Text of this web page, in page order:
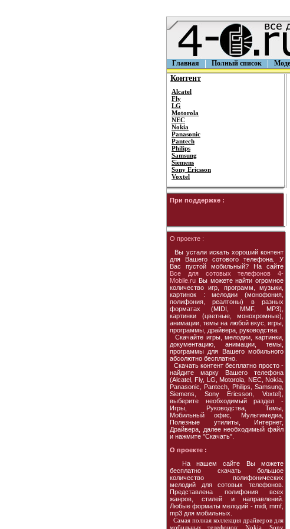
Главная Полный список
Контент
Alcatel
Fly
LG
Motorola
NEC
Nokia
Panasonic
Pantech
Philips
Samsung
Siemens
Sony Ericsson
Voxtel
При поддержке :
О проекте :
Вы устали искать хороший контент
для Вашего сотового телефона. У
Вас пустой мобильный? На сайте
Все для сотовых телефонов 4-
Mobile.ru Вы можете найти огромное
количество игр, программ, музыки,
картинок : мелодии (монофония,
полифония, реалтоны) в разных
форматах (MIDI, MMF, MP3),
картинки (цветные, монохромные),
анимации, темы на любой вкус, игры,
программы, драйвера, руководства.
Скачайте игры, мелодии, картинки,
документацию, анимации, темы,
программы для Вашего мобильного
абсолютно бесплатно.
Скачать контент бесплатно просто -
найдите марку Вашего телефона
(Alcatel, Fly, LG, Motorola, NEC, Nokia,
Panasonic, Pantech, Philips, Samsung,
Siemens, Sony Ericsson, Voxtel),
выберите необходимый раздел -
Игры, Руководства, Темы,
Мобильный офис, Мультимедиа,
Полезные утилиты, Интернет,
Драйвера, далее необходимый файл
и нажмите "Скачать".
О проекте :
На нашем сайте Вы можете
бесплатно скачать большое
количество полифонических
мелодий для сотовых телефонов.
Представлена полифония всех
жанров, стилей и направлений.
Любые форматы мелодий - midi, mmf,
mp3 для мобильных.
Самая полная коллекция драйверов для
мобильных телефонов: Nokia, Sony